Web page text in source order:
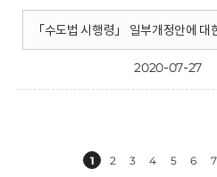
「수도법 시행령」 일부개정안에
2020-07-27
1 2 3 4 5 6 7